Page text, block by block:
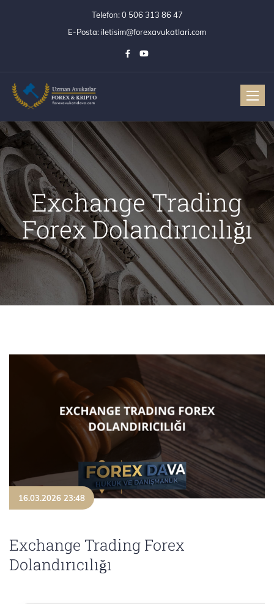
Telefon:0 506 313 86 47
E-Posta: iletisim@forexavukatlari.com
Exchange Trading
Forex Dolandırıcılığı
16.03.2026 23:48
Exchange Trading Forex
Dolandırıcılığı